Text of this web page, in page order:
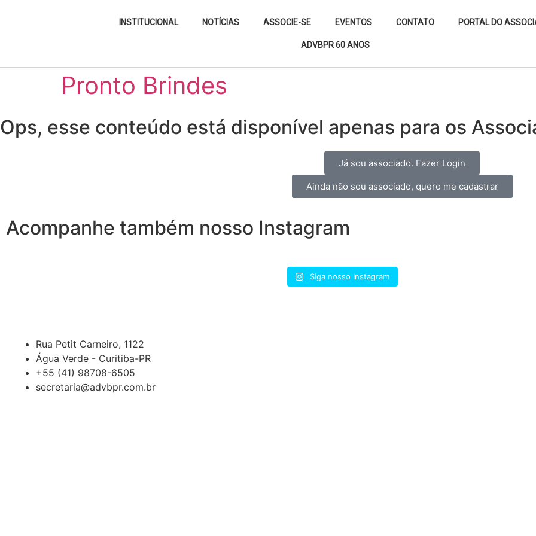
INSTITUCIONAL NOTÍCIAS ASSOCIE-SE EVENTOS CONTATO PORTAL DO
ADVBPR 60 ANOS
Pronto Brindes
Ops, esse conteúdo está disponível apenas para os
Já sou associado. Fazer Login
Ainda não sou associado, quero me cadastrar
Acompanhe também nosso Instagram
Siga nosso Instagram
Rua Petit Carneiro, 1122
Água Verde - Curitiba-PR
+55 (41) 98708-6505
secretaria@advbpr.com.br